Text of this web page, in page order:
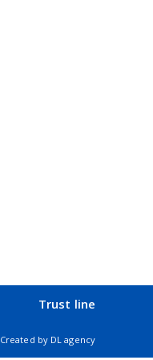
Trust line
Created by DL agency